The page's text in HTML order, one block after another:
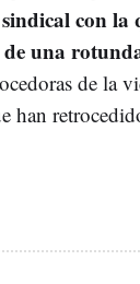
con la
de una
de la
han